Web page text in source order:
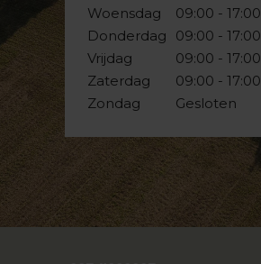
Woensdag
Donderdag
Vrijdag
Zaterdag
Zondag
09:00 - 17:00
09:00 - 17:00
09:00 - 17:00
09:00 - 17:00
Gesloten